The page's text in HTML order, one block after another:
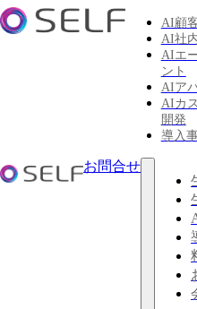
AI顧
AI社
AIエ
ント
AIア
AIカ
開発
導入
お問合せ